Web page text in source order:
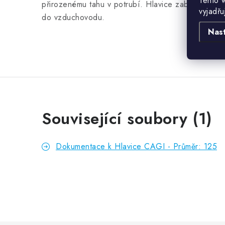
přirozenému tahu v potrubí. Hlavice zabraňuje
do vzduchovodu.
Související soubory (1)
Dokumentace k Hlavice CAGI - Průměr: 125